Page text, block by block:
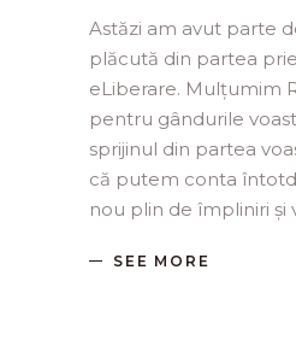
Astăzi am avut parte
plăcută din partea
eLiberare. Mulțumim
pentru gândurile
sprijinul din partea
că putem conta
nou plin de împliniri și
SEE MORE